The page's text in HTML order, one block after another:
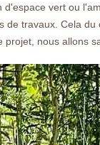
d'espace vert ou
de travaux. Cela
projet, nous allons